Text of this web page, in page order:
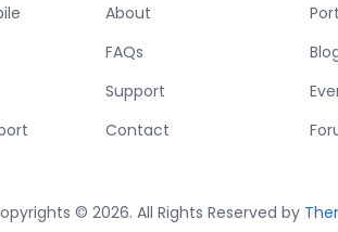
About
FAQs
Support
Contact
© 2026. All Rights Reserved by